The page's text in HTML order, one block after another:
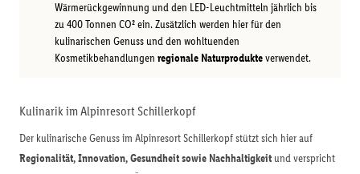
Wärmerückgewinnung und den LED-Leuchtmitteln jährlich bis
zu 400 Tonnen CO² ein. Zusätzlich werden hier für den
kulinarischen Genuss und den wohltuenden
Kosmetikbehandlungen regionale Naturprodukteverwendet.
Kulinarik im Alpinresort Schillerkopf
Der kulinarische Genuss im Alpinresort Schillerkopf stützt sich hier auf
Regionalität, Innovation, Gesundheit sowie Nachhaltigkeit und verspricht